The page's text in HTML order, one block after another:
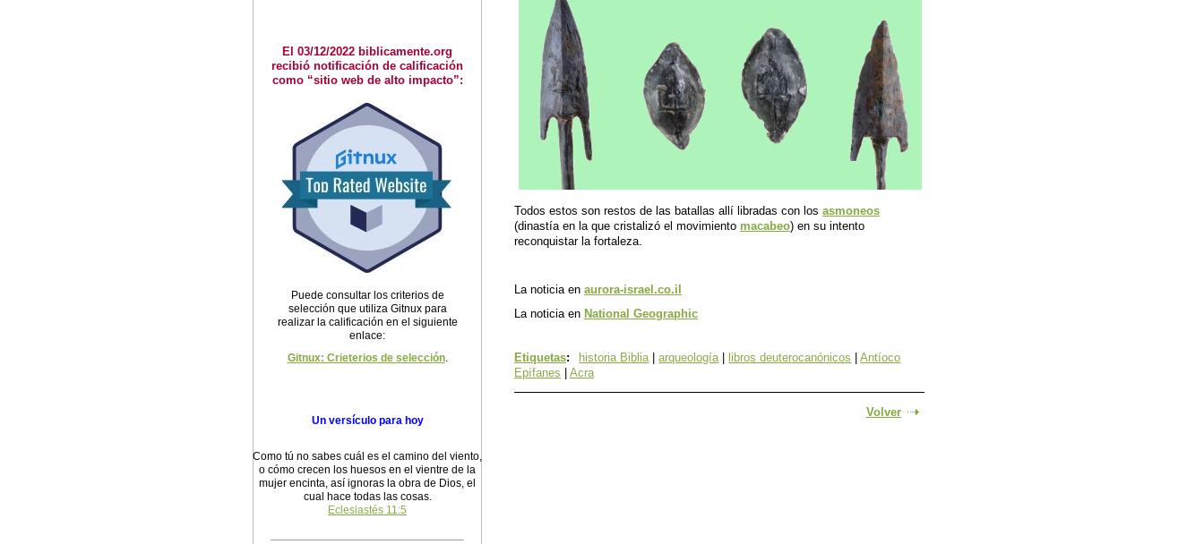
Todos estos son restos de las batallas allí libradas con los asmoneos
(dinastía en la que cristalizó el movimiento macabeo) en su intento
reconquistar la fortaleza.
La noticia en aurora-israel.co.il
La noticia en National Geographic
Etiquetas: historia Biblia arqueología libros deuterocanónicos
Antíoco
Epífanes
Acra
Volver
El 03/12/2022 biblicamente.org
recibió notificación de calificación
como “sitio web de alto impacto”:
Puede consultar los criterios de
selección que utiliza Gitnux para
realizar la calificación en el siguiente
enlace:
Gitnux: Crieterios de selección.
Un versículo para hoy
Como tú no sabes cuál es el camino del viento,
o cómo crecen los huesos en el vientre de la
mujer encinta, así ignoras la obra de Dios, el
cual hace todas las cosas.
Eclesiastés 11:5